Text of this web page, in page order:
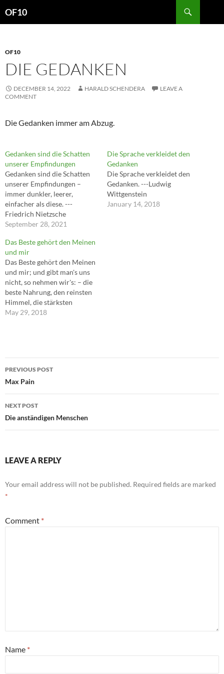
OF10
OF10
DIE GEDANKEN
DECEMBER 14, 2022 HARALD SCHENDERA
LEAVE A
COMMENT
Die Gedanken immer am Abzug.
Gedanken sind die Schatten
unserer Empfindungen
Gedanken sind die Schatten
unserer Empfindungen –
immer dunkler, leerer,
einfacher als diese. ---
Friedrich Nietzsche
September 28, 2021
Die Sprache verkleidet den
Gedanken
Die Sprache verkleidet den
Gedanken. ---Ludwig
Wittgenstein
January 14, 2018
Das Beste gehört den Meinen
und mir
Das Beste gehört den Meinen
und mir; und gibt man's uns
nicht, so nehmen wir's: – die
beste Nahrung, den reinsten
Himmel, die stärksten
Gedanken, die schönsten
May 29, 2018
Post
navigation
PREVIOUS POST
Max Pain
NEXT POST
Die anständigen Menschen
LEAVE A REPLY
Your email address will not be published. Required fields are marked
*
Comment *
Name *